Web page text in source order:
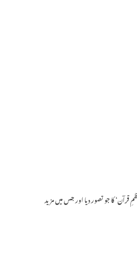
قرآن‘ کا جو تصور دیا اور جس میں مزید